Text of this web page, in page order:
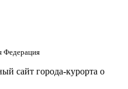
Федерация
сайт города-курорта о